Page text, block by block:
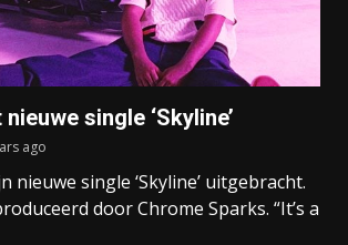
single ‘Skyline’
ago
nieuwe single ‘Skyline’ uitgebracht.
door Chrome Sparks. “It’s a